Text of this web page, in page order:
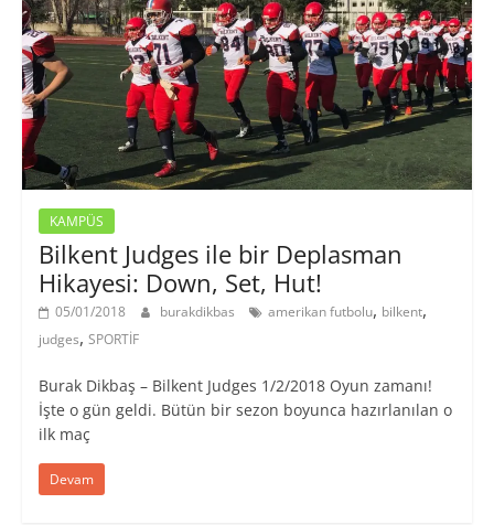
KAMPÜS
Bilkent Judges ile bir Deplasman
Hikayesi: Down, Set, Hut!
05/01/2018 burakdikbas amerikan futbolu, bilkent,
judges, SPORTİF
Burak Dikbaş – Bilkent Judges 1/2/2018 Oyun zamanı!
İşte o gün geldi. Bütün bir sezon boyunca hazırlanılan o
ilk maç
Devam